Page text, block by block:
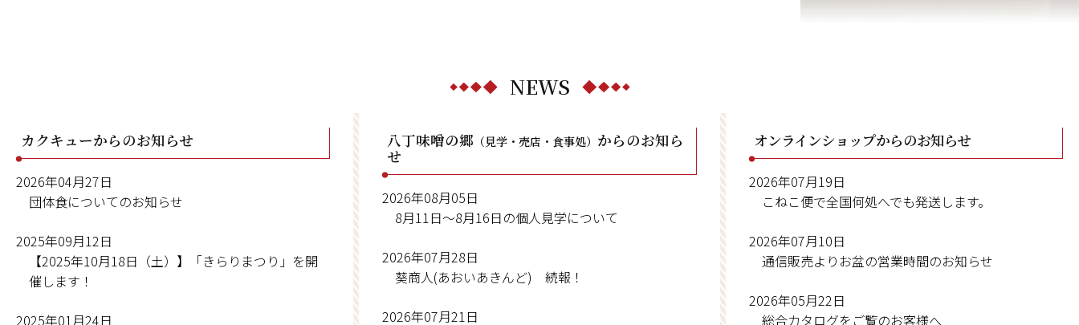
NEWS
カクキューからのお知らせ
2026年04月27日
団体食についてのお知らせ
2025年09月12日
【2025年10月18日（土）】「きらりまつり」を開
催します！
2025年01月24日
八丁味噌の郷 （見学・売店・食事処） からのお知ら
せ
2026年08月05日
8月11日～8月16日の個人見学について
2026年07月28日
葵商人(あおいあきんど) 続報！
2026年07月21日
オンラインショップからのお知らせ
2026年07月19日
こねこ便で全国何処へでも発送します。
2026年07月10日
通信販売よりお盆の営業時間のお知らせ
2026年05月22日
総合カタログをご覧のお客様へ